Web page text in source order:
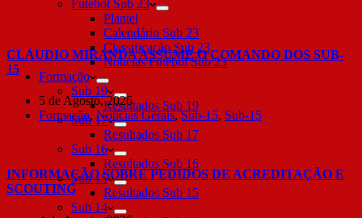
Futebol Sub 23
Plantel
Calendário Sub 23
Classificação Sub 23
Notícias Futebol Sub 23
Formação
Sub 19
Resultados Sub 19
Sub 17
Resultados Sub 17
Sub 16
Resultados Sub 16
Sub 15
Resultados Sub 15
Sub 14
CLÁUDIO MIRANDA ASSUME O COMANDO DOS SUB-
15
5 de Agosto, 2026
Formação,Notícias Gerais,Sub-15, Sub-15
INFORMAÇÃO SOBRE PEDIDOS DE ACREDITAÇÃO E
SCOUTING